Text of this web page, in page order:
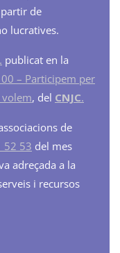
de
lucratives.
publicat en la
– Participem per
volem, del CNJC.
de
52 53 del mes
adreçada a la
i recursos